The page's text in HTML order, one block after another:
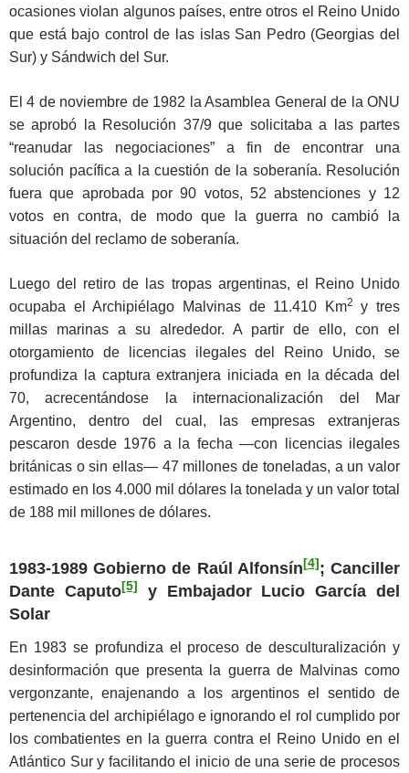
ocasiones violan algunos países, entre otros el Reino Unido
que está bajo control de las islas San Pedro (Georgias del
Sur) y Sándwich del Sur.
El 4 de noviembre de 1982 la Asamblea General de la ONU
se aprobó la Resolución 37/9 que solicitaba a las partes
“reanudar las negociaciones” a fin de encontrar una
solución pacífica a la cuestión de la soberanía. Resolución
fuera que aprobada por 90 votos, 52 abstenciones y 12
votos en contra, de modo que la guerra no cambió la
situación del reclamo de soberanía.
Luego del retiro de las tropas argentinas, el Reino Unido
ocupaba el Archipiélago Malvinas de 11.410 Km2
y tres
millas marinas a su alrededor. A partir de ello, con el
otorgamiento de licencias ilegales del Reino Unido, se
profundiza la captura extranjera iniciada en la década del
70, acrecentándose la internacionalización del Mar
Argentino, dentro del cual, las empresas extranjeras
pescaron desde 1976 a la fecha ―con licencias ilegales
británicas o sin ellas― 47 millones de toneladas, a un valor
estimado en los 4.000 mil dólares la tonelada y un valor total
de 188 mil millones de dólares.
1983-1989 Gobierno de Raúl Alfonsín [4] ; Canciller
Dante Caputo[5]
y Embajador Lucio García del
Solar
En 1983 se profundiza el proceso de desculturalización y
desinformación que presenta la guerra de Malvinas como
vergonzante, enajenando a los argentinos el sentido de
pertenencia del archipiélago e ignorando el rol cumplido por
los combatientes en la guerra contra el Reino Unido en el
Atlántico Sur y facilitando el inicio de una serie de procesos